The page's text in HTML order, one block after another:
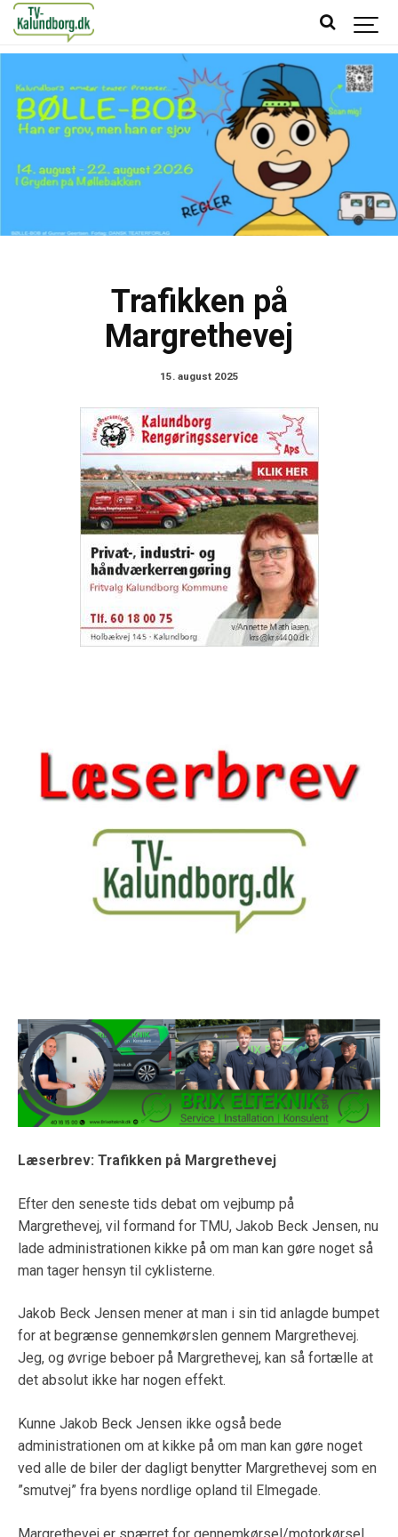
Trafikken på
Margrethevej
15. august 2025
Læserbrev: Trafikken på Margrethevej
Efter den seneste tids debat om vejbump på
Margrethevej, vil formand for TMU, Jakob Beck Jensen, nu
lade administrationen kikke på om man kan gøre noget så
man tager hensyn til cyklisterne.
Jakob Beck Jensen mener at man i sin tid anlagde bumpet
for at begrænse gennemkørslen gennem Margrethevej.
Jeg, og øvrige beboer på Margrethevej, kan så fortælle at
det absolut ikke har nogen effekt.
Kunne Jakob Beck Jensen ikke også bede
administrationen om at kikke på om man kan gøre noget
ved alle de biler der dagligt benytter Margrethevej som en
”smutvej” fra byens nordlige opland til Elmegade.